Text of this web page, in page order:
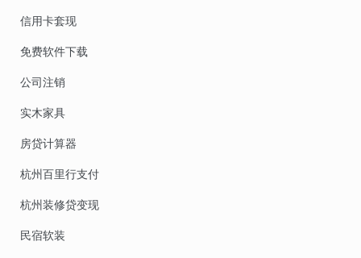
信用卡套现
免费软件下载
公司注销
实木家具
房贷计算器
杭州百里行支付
杭州装修贷变现
民宿软装